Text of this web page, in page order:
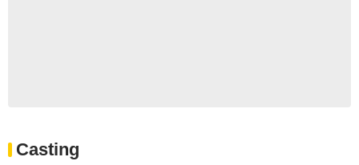
Casting